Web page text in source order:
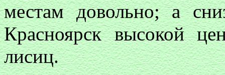
местам довольно; а
Красноярск высокой
лисиц.